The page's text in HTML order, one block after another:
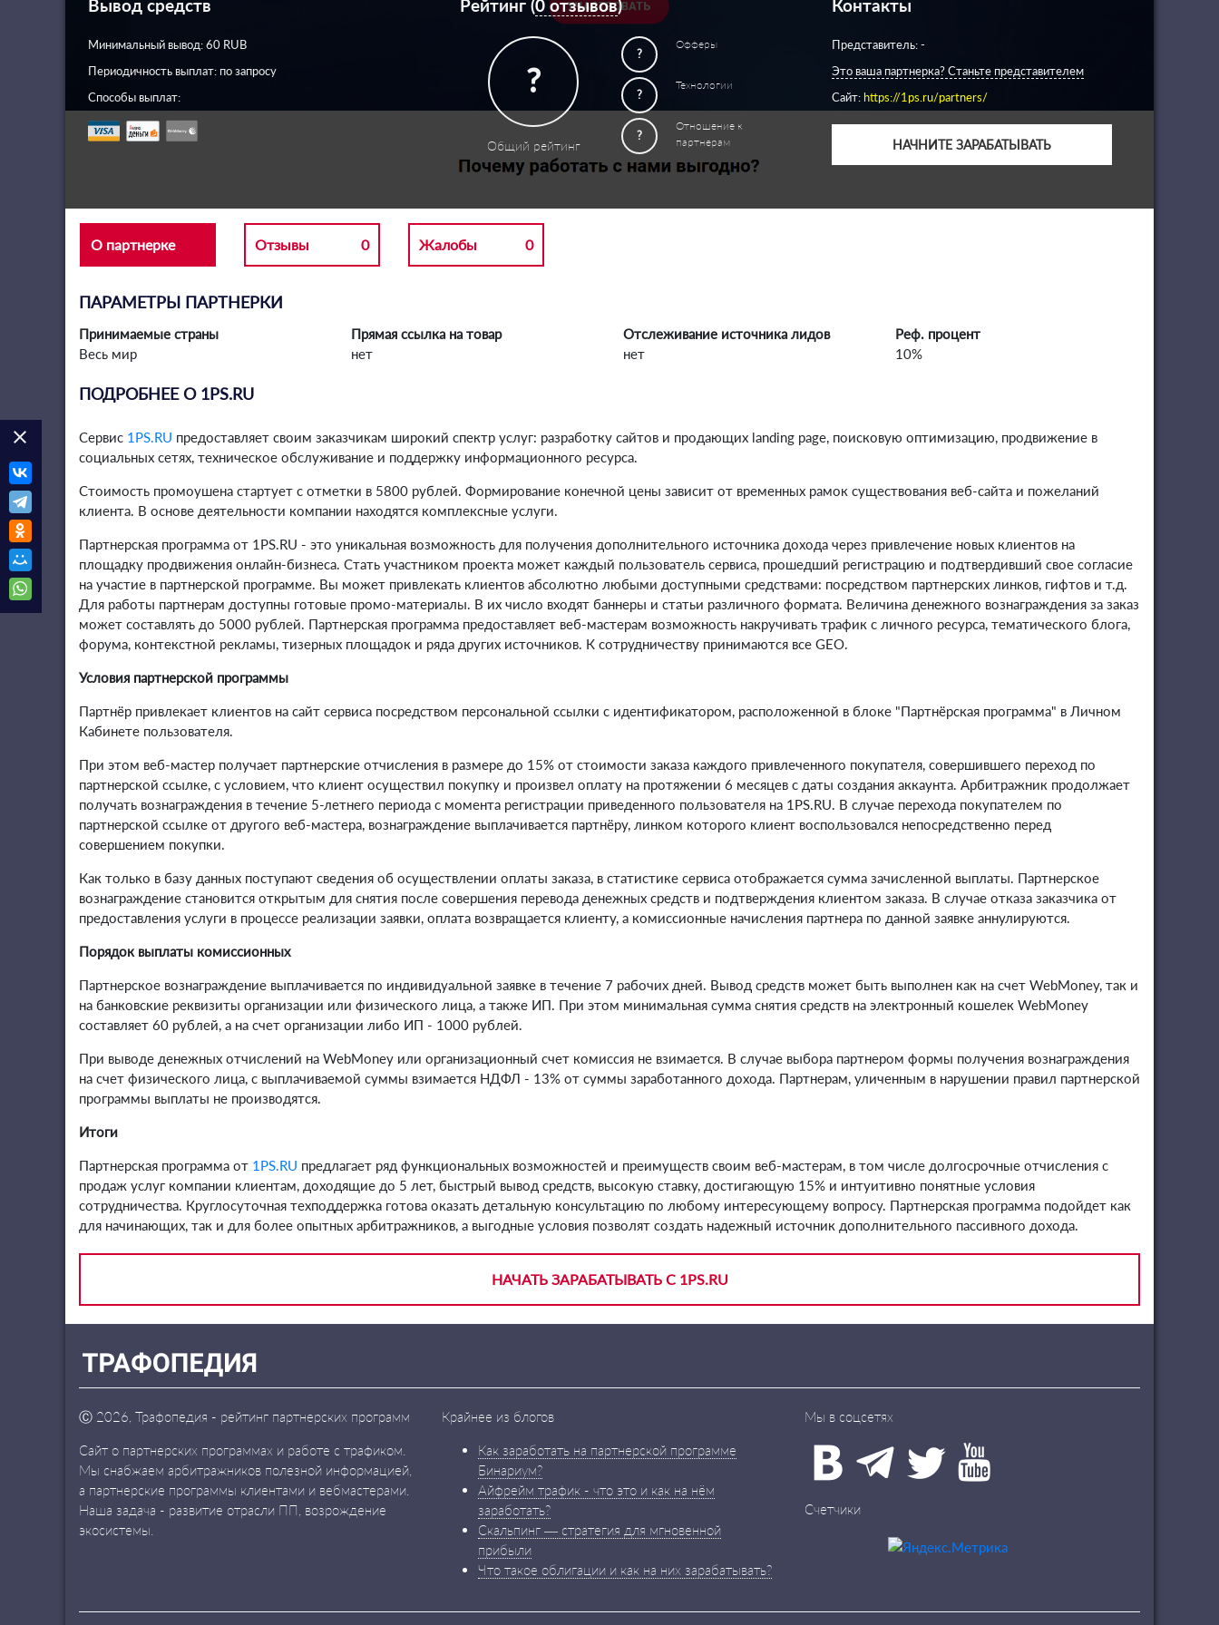
clear
Вывод средств
Минимальный вывод: 60 RUB
Периодичность выплат: по запросу
Способы выплат:
Рейтинг (0 отзывов)
?
Общий рейтинг
?
Офферы
?
Технологии
?
Отношение к
партнерам
Контакты
Представитель: -
Это ваша партнерка? Станьте представителем
Сайт: https://1ps.ru/partners/
НАЧНИТЕ ЗАРАБАТЫВАТЬ
О партнерке Отзывы 0 Жалобы 0
ПАРАМЕТРЫ ПАРТНЕРКИ
Принимаемые страны
Весь мир
Прямая ссылка на товар
нет
Отслеживание источника лидов
нет
Реф. процент
10%
ПОДРОБНЕЕ О 1PS.RU
Сервис 1PS.RU предоставляет своим заказчикам широкий спектр услуг: разработку сайтов и продающих landing page, поисковую оптимизацию, продвижение в
социальных сетях, техническое обслуживание и поддержку информационного ресурса.
Стоимость промоушена стартует с отметки в 5800 рублей. Формирование конечной цены зависит от временных рамок существования веб-сайта и пожеланий
клиента. В основе деятельности компании находятся комплексные услуги.
Партнерская программа от 1PS.RU - это уникальная возможность для получения дополнительного источника дохода через привлечение новых клиентов на
площадку продвижения онлайн-бизнеса. Стать участником проекта может каждый пользователь сервиса, прошедший регистрацию и подтвердивший свое согласие
на участие в партнерской программе. Вы может привлекать клиентов абсолютно любыми доступными средствами: посредством партнерских линков, гифтов и т.д.
Для работы партнерам доступны готовые промо-материалы. В их число входят баннеры и статьи различного формата. Величина денежного вознаграждения за заказ
может составлять до 5000 рублей. Партнерская программа предоставляет веб-мастерам возможность накручивать трафик с личного ресурса, тематического блога,
форума, контекстной рекламы, тизерных площадок и ряда других источников. К сотрудничеству принимаются все GEO.
Условия партнерской программы
Партнёр привлекает клиентов на сайт сервиса посредством персональной ссылки с идентификатором, расположенной в блоке "Партнёрская программа" в Личном
Кабинете пользователя.
При этом веб-мастер получает партнерские отчисления в размере до 15% от стоимости заказа каждого привлеченного покупателя, совершившего переход по
партнерской ссылке, с условием, что клиент осуществил покупку и произвел оплату на протяжении 6 месяцев с даты создания аккаунта. Арбитражник продолжает
получать вознаграждения в течение 5-летнего периода с момента регистрации приведенного пользователя на 1PS.RU. В случае перехода покупателем по
партнерской ссылке от другого веб-мастера, вознаграждение выплачивается партнёру, линком которого клиент воспользовался непосредственно перед
совершением покупки.
Как только в базу данных поступают сведения об осуществлении оплаты заказа, в статистике сервиса отображается сумма зачисленной выплаты. Партнерское
вознаграждение становится открытым для снятия после совершения перевода денежных средств и подтверждения клиентом заказа. В случае отказа заказчика от
предоставления услуги в процессе реализации заявки, оплата возвращается клиенту, а комиссионные начисления партнера по данной заявке аннулируются.
Порядок выплаты комиссионных
Партнерское вознаграждение выплачивается по индивидуальной заявке в течение 7 рабочих дней. Вывод средств может быть выполнен как на счет WebMoney, так и
на банковские реквизиты организации или физического лица, а также ИП. При этом минимальная сумма снятия средств на электронный кошелек WebMoney
составляет 60 рублей, а на счет организации либо ИП - 1000 рублей.
При выводе денежных отчислений на WebMoney или организационный счет комиссия не взимается. В случае выбора партнером формы получения вознаграждения
на счет физического лица, с выплачиваемой суммы взимается НДФЛ - 13% от суммы заработанного дохода. Партнерам, уличенным в нарушении правил партнерской
программы выплаты не производятся.
Итоги
Партнерская программа от 1PS.RU предлагает ряд функциональных возможностей и преимуществ своим веб-мастерам, в том числе долгосрочные отчисления с
продаж услуг компании клиентам, доходящие до 5 лет, быстрый вывод средств, высокую ставку, достигающую 15% и интуитивно понятные условия
сотрудничества. Круглосуточная техподдержка готова оказать детальную консультацию по любому интересующему вопросу. Партнерская программа подойдет как
для начинающих, так и для более опытных арбитражников, а выгодные условия позволят создать надежный источник дополнительного пассивного дохода.
НАЧАТЬ ЗАРАБАТЫВАТЬ С 1PS.RU
Ⓒ 2026, Трафопедия - рейтинг партнерских программ
Сайт о партнерских программах и работе с трафиком.
Мы снабжаем арбитражников полезной информацией,
а партнерские программы клиентами и вебмастерами.
Наша задача - развитие отрасли ПП, возрождение
экосистемы.
Крайнее из блогов
Как заработать на партнерской программе
Бинариум?
Айфрейм трафик - что это и как на нём
заработать?
Скальпинг — стратегия для мгновенной
прибыли
Что такое облигации и как на них зарабатывать?
Мы в соцсетях
Счетчики